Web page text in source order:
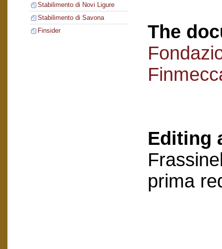
Stabilimento di Novi Ligure
Stabilimento di Savona
Finsider
The
Editing
prima